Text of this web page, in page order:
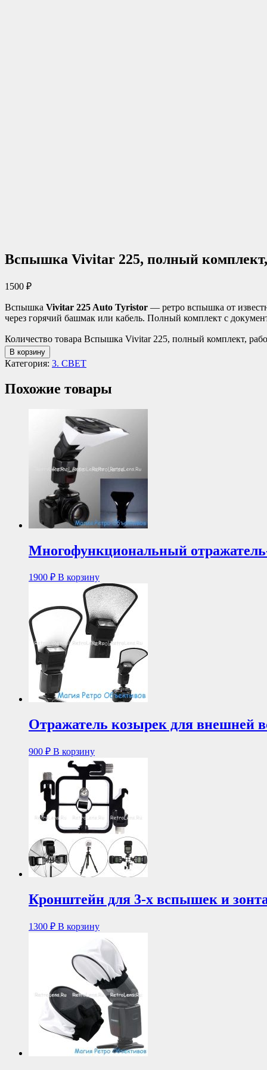
Вспышка Vivitar 225, полный комплект,
1500 ₽
Вспышка Vivitar 225 Auto Tyristor — ретро вспышка от
через горячий башмак или кабель. Полный комплект с
Количество товара Вспышка Vivitar 225, полный комплект,
В корзину
Категория: 3. СВЕТ
Похожие товары
Многофункциональный
1900 ₽ В корзину
Отражатель козырек для
900 ₽ В корзину
Кронштейн для 3-х вспышек и
1300 ₽ В корзину